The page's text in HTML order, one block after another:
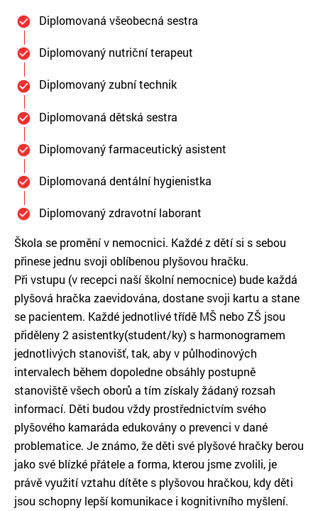
Diplomovaná všeobecná sestra
Diplomovaný nutriční terapeut
Diplomovaný zubní technik
Diplomovaná dětská sestra
Diplomovaný farmaceutický asistent
Diplomovaná dentální hygienistka
Diplomovaný zdravotní laborant
Škola se promění v nemocnici. Každé z dětí si s sebou
přinese jednu svoji oblíbenou plyšovou hračku.
Při vstupu (v recepci naší školní nemocnice) bude každá
plyšová hračka zaevidována, dostane svoji kartu a stane
se pacientem. Každé jednotlivé třídě MŠ nebo ZŠ jsou
přiděleny 2 asistentky(student/ky) s harmonogramem
jednotlivých stanovišť, tak, aby v půlhodinových
intervalech během dopoledne obsáhly postupně
stanoviště všech oborů a tím získaly žádaný rozsah
informací. Děti budou vždy prostřednictvím svého
plyšového kamaráda edukovány o prevenci v dané
problematice. Je známo, že děti své plyšové hračky berou
jako své blízké přátele a forma, kterou jsme zvolili, je
právě využití vztahu dítěte s plyšovou hračkou, kdy děti
jsou schopny lepší komunikace i kognitivního myšlení.